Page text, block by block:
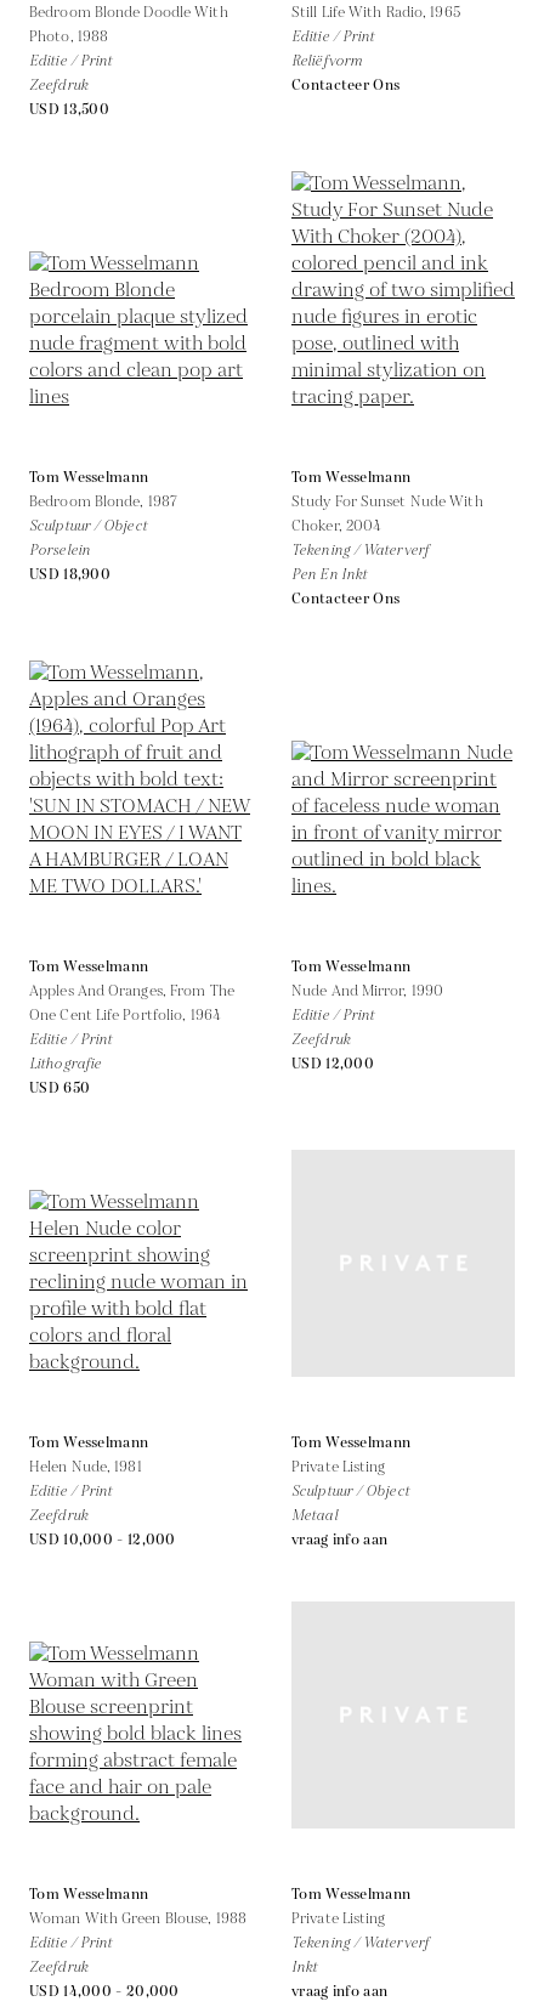
Bedroom Blonde Doodle With
Photo, 1988
Editie / Print
Zeefdruk
USD 13,500
Still Life With Radio,1965
Editie / Print
Reliëfvorm
Contacteer Ons
Tom Wesselmann
Bedroom Blonde, 1987
Sculptuur / Object
Porselein
USD 18,900
Tom Wesselmann
Study For Sunset Nude With
Choker, 2004
Tekening / Waterverf
Pen En Inkt
Contacteer Ons
Tom Wesselmann
Apples And Oranges, From The
One Cent Life Portfolio, 1964
Editie / Print
Lithografie
USD 650
Tom Wesselmann
Nude And Mirror, 1990
Editie / Print
Zeefdruk
USD 12,000
Tom Wesselmann
Helen Nude,1981
Editie / Print
Zeefdruk
USD 10,000 - 12,000
Tom Wesselmann
Private Listing
Sculptuur / Object
Metaal
vraag info aan
Tom Wesselmann
Woman With Green Blouse, 1988
Editie / Print
Zeefdruk
USD 14,000 - 20,000
Tom Wesselmann
Private Listing
Tekening / Waterverf
Inkt
vraag info aan